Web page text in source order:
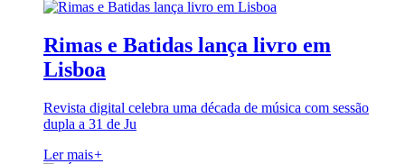
Rimas e Batidas lança livro em
Lisboa
Revista digital celebra uma década de música com sessão
dupla a 31 de Ju
Ler mais+